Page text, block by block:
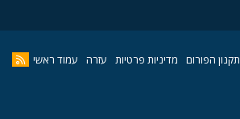
תקנון הפורום מדיניות פרטיות עזרה עמוד ראשי